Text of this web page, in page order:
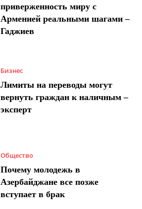
приверженность миру с
Арменией реальными шагами –
Гаджиев
Бизнес
Лимиты на переводы могут
вернуть граждан к наличным –
эксперт
Общество
Почему молодежь в
Азербайджане все позже
вступает в брак